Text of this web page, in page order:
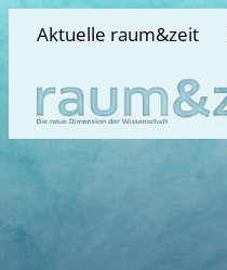
Aktuelle raum&zeit